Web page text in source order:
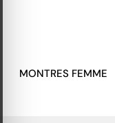
MONTRES FEMME